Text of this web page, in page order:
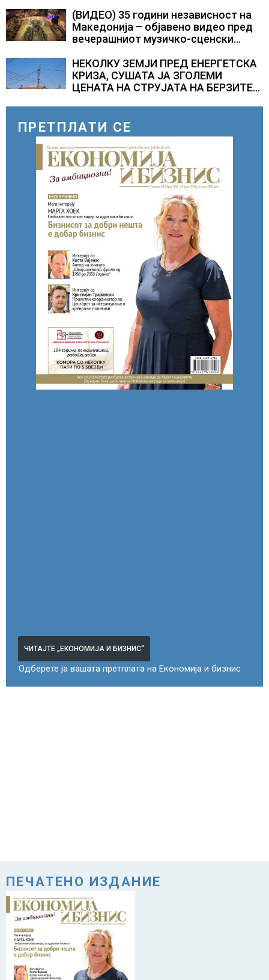
година
(ВИДЕО) 35 години независност на
Македонија – објавено видео пред
вечерашниот музичко-сценски
НЕКОЛКУ ЗЕМЈИ ПРЕД ЕНЕРГЕТСКА
КРИЗА, СУШАТА ЈА ЗГОЛЕМИ
ЦЕНАТА НА СТРУЈАТА НА БЕРЗИТЕ
ПРЕТПЛАТИ СЕ
ЧИТАЈТЕ „ЕКОНОМИЈА И БИЗНИС“
Одберете ја вашата претплата на Економија и бизнис
ПЕЧАТЕНО ИЗДАНИЕ